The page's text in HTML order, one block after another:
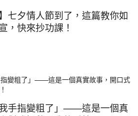
七夕情人節到了，這篇教你如
，快來抄功課！
我手指變粗了」——這是一個真